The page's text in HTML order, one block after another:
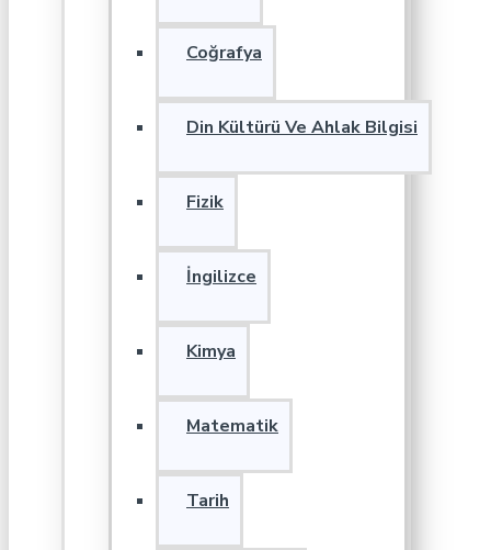
Coğrafya
Din Kültürü Ve Ahlak Bilgisi
Fizik
İngilizce
Kimya
Matematik
Tarih